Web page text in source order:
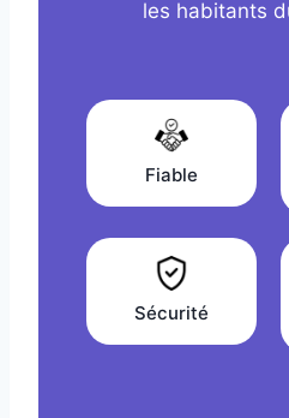
les habitants
Fiable
Sécurité